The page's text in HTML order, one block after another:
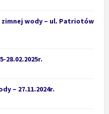
zimnej wody – ul. Patriotów
28.02.2025r.
– 27.11.2024r.